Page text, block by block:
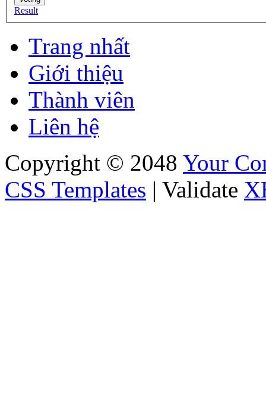
Result
Trang nhất
Giới thiệu
Thành viên
Liên hệ
Copyright © 2048 Your
CSS Templates | Validate